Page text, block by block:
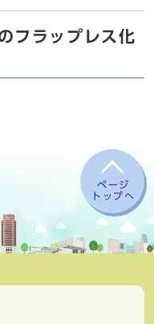
フラップレス化
ページ
トップへ